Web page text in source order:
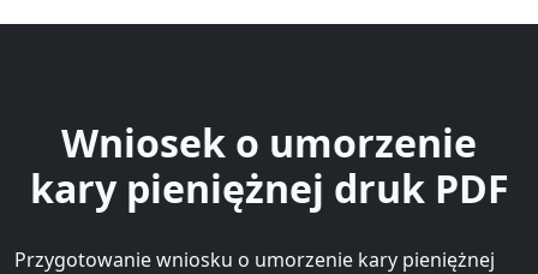
Wniosek o umorzenie
kary pieniężnej druk PDF
Przygotowanie wniosku o umorzenie kary pieniężnej